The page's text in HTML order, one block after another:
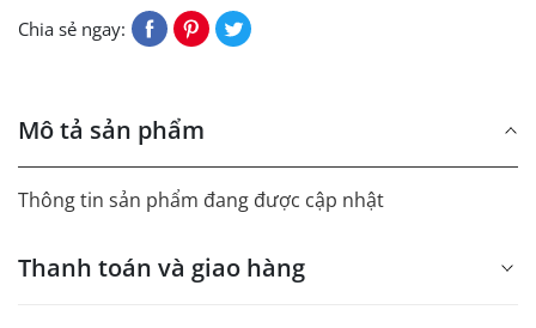
Chia sẻ ngay:
Mô tả sản phẩm
Thông tin sản phẩm đang được cập nhật
Thanh toán và giao hàng